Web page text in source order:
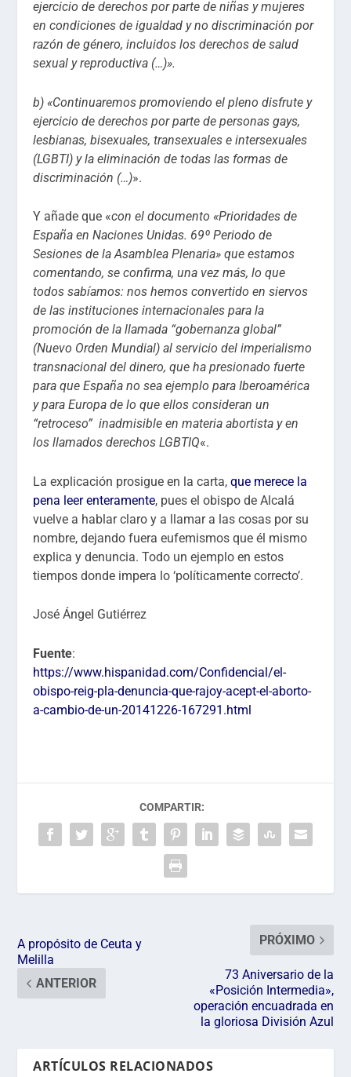
ejercicio de derechos por parte de niñas y mujeres
en condiciones de igualdad y no discriminación por
razón de género, incluidos los derechos de salud
sexual y reproductiva (…)».
b) «Continuaremos promoviendo el pleno disfrute y
ejercicio de derechos por parte de personas gays,
lesbianas, bisexuales, transexuales e intersexuales
(LGBTI) y la eliminación de todas las formas de
discriminación (…)».
Y añade que «con el documento «Prioridades de
España en Naciones Unidas. 69º Periodo de
Sesiones de la Asamblea Plenaria» que estamos
comentando, se confirma, una vez más, lo que
todos sabíamos: nos hemos convertido en siervos
de las instituciones internacionales para la
promoción de la llamada “gobernanza global”
(Nuevo Orden Mundial) al servicio del imperialismo
transnacional del dinero, que ha presionado fuerte
para que España no sea ejemplo para Iberoamérica
y para Europa de lo que ellos consideran un
“retroceso” inadmisible en materia abortista y en
los llamados derechos LGBTIQ«.
La explicación prosigue en la carta,que merece la
pena leer enteramente, pues el obispo de Alcalá
vuelve a hablar claro y a llamar a las cosas por su
nombre, dejando fuera eufemismos que él mismo
explica y denuncia. Todo un ejemplo en estos
tiempos donde impera lo ‘políticamente correcto’.
José Ángel Gutiérrez
Fuente:
https://www.hispanidad.com/Confidencial/el-
obispo-reig-pla-denuncia-que-rajoy-acept-el-aborto-
a-cambio-de-un-20141226-167291.html
COMPARTIR:
A propósito de Ceuta y
Melilla
ANTERIOR
PRÓXIMO
73 Aniversario de la
«Posición Intermedia»,
operación encuadrada en
la gloriosa División Azul
ARTÍCULOS RELACIONADOS